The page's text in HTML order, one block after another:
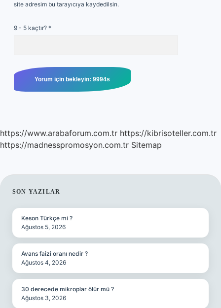
site adresim bu tarayıcıya kaydedilsin.
9 - 5 kaçtır? *
https://www.arabaforum.com.tr https://kibrisoteller.com.tr
https://madnesspromosyon.com.tr Sitemap
SIDEBAR
SON YAZILAR
Keson Türkçe mi ?
Ağustos 5, 2026
Avans faizi oranı nedir ?
Ağustos 4, 2026
30 derecede mikroplar ölür mü ?
Ağustos 3, 2026